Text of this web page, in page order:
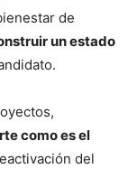
de
un estado
como es el
del